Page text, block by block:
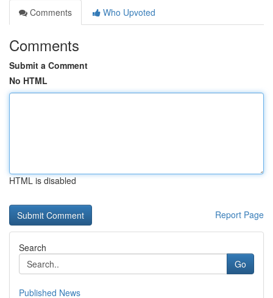
Comments
Who Upvoted
Comments
Submit a Comment
No HTML
HTML is disabled
Report Page
Search
Go
Published News